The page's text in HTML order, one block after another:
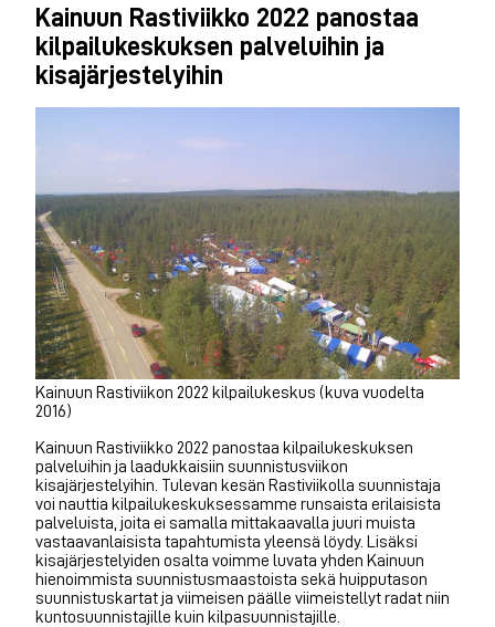
Kainuun Rastiviikko 2022 panostaa
kilpailukeskuksen palveluihin ja
kisajärjestelyihin
Kainuun Rastiviikon 2022 kilpailukeskus (kuva vuodelta
2016)
Kainuun Rastiviikko 2022 panostaa kilpailukeskuksen
palveluihin ja laadukkaisiin suunnistusviikon
kisajärjestelyihin. Tulevan kesän Rastiviikolla suunnistaja
voi nauttia kilpailukeskuksessamme runsaista erilaisista
palveluista, joita ei samalla mittakaavalla juuri muista
vastaavanlaisista tapahtumista yleensä löydy. Lisäksi
kisajärjestelyiden osalta voimme luvata yhden Kainuun
hienoimmista suunnistusmaastoista sekä huipputason
suunnistuskartat ja viimeisen päälle viimeistellyt radat niin
kuntosuunnistajille kuin kilpasuunnistajille.